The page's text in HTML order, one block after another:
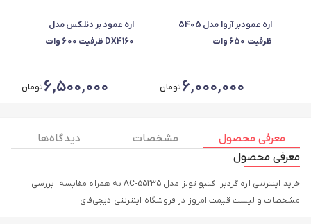
اره عمودبر آروا مدل 5405
ظرفیت 650 وات
6,000,000تومان
اره عمود بر دنلکس مدل
DX4160 ظرفیت 600 وات
6,500,000تومان
معرفی محصول مشخصات
دیدگاه ها
معرفی محصول
خرید اینترنتی اره گردبر اکتیو تولز مدل AC-55235 به همراه مقایسه، بررسی
مشخصات و لیست قیمت امروز در فروشگاه اینترنتی دیجی‌فای